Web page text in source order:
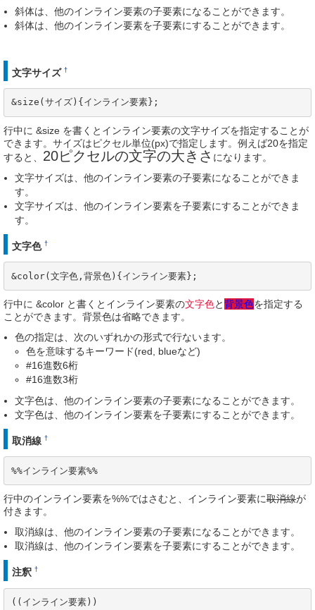
斜体は、他のインライン要素の子要素になることができます。
斜体は、他のインライン要素を子要素にすることができます。
文字サイズ †
&size(サイズ){インライン要素};
行中に &size を書くとインライン要素の文字サイズを指定することが
できます。サイズはピクセル単位(px)で指定します。例えば20を指定
すると、 20ピクセルの文字の大きさ になります。
文字サイズは、他のインライン要素の子要素になることができま
す。
文字サイズは、他のインライン要素を子要素にすることができま
す。
文字色 †
&color(文字色,背景色){インライン要素};
行中に &color と書くとインライン要素の文字色と背景色を指定する
ことができます。背景色は省略できます。
色の指定は、次のいずれかの形式で行ないます。
色を意味するキーワード(red, blueなど)
#16進数6桁
#16進数3桁
文字色は、他のインライン要素の子要素になることができます。
文字色は、他のインライン要素を子要素にすることができます。
取消線 †
%%インライン要素%%
行中のインライン要素を%%ではさむと、インライン要素に取消線が
付きます。
取消線は、他のインライン要素の子要素になることができます。
取消線は、他のインライン要素を子要素にすることができます。
注釈 †
((インライン要素))